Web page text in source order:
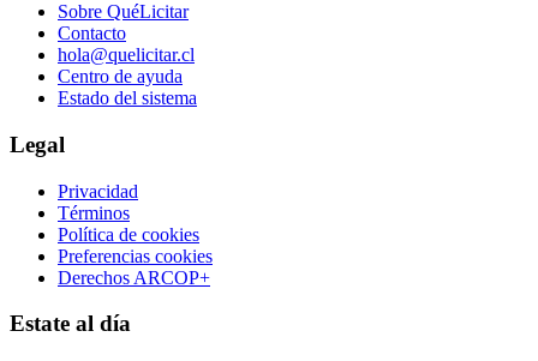
Sobre QuéLicitar
Contacto
hola@quelicitar.cl
Centro de ayuda
Estado del sistema
Legal
Privacidad
Términos
Política de cookies
Preferencias cookies
Derechos ARCOP+
Estate al día